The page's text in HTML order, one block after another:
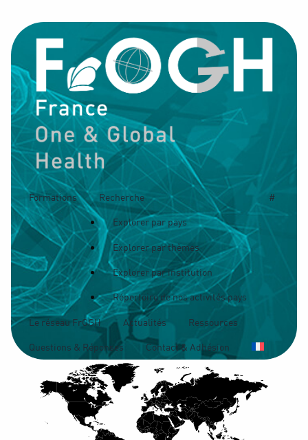
Formations Recherche
Explorer par pays
Explorer par thèmes
Explorer par institution
Répertoire de nos activités pays
#
Le réseau FrOGH Actualités Ressources
Questions & Réponses Contact & Adhésion